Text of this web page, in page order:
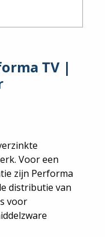
TV |
Voor een
zijn Performa
distributie van
voor